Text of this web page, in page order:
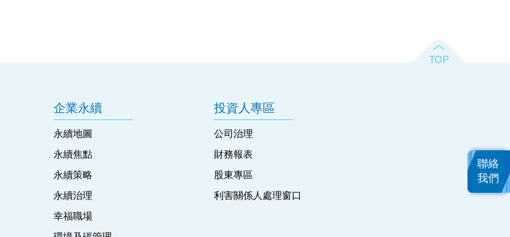
企業永續
永續地圖
永續焦點
永續策略
永續治理
幸福職場
投資人專區
公司治理
財務報表
股東專區
利害關係人處理窗口
聯絡
我們